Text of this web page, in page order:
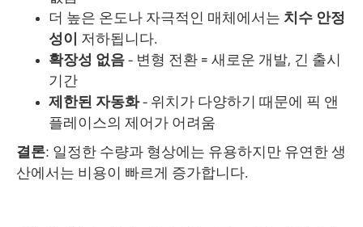
더 높은 온도나 자극적인 매체에서는 치수 안정
성이
저하됩니다.
확장성 없음 - 변형 전환 = 새로운 개발, 긴 출시
기간
제한된 자동화- 위치가 다양하기 때문에 픽 앤
플레이스의 제어가 어려움
결론: 일정한 수량과 형상에는 유용하지만 유연한 생
산에서는 비용이 빠르게 증가합니다.